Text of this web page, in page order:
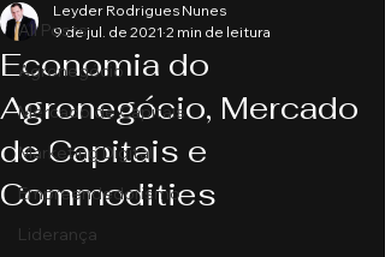
All Posts
Agronegócio
Mercado de Capitais
Marketing Digital
Empreendedorismo
Liderança
Economia do
Agronegócio, Mercado
de Capitais e
Commodities
Leyder Rodrigues Nunes
9 de jul. de 2021 2 min de leitura